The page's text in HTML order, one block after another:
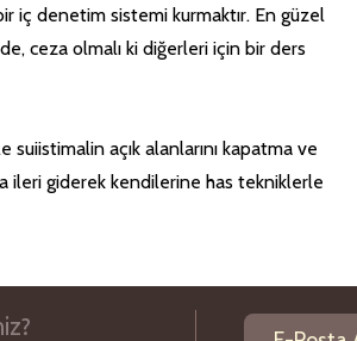
iç denetim sistemi kurmaktır. En güzel
ceza olmalı ki diğerleri için bir ders
açık alanlarını kapatma ve
ileri giderek kendilerine has tekniklerle